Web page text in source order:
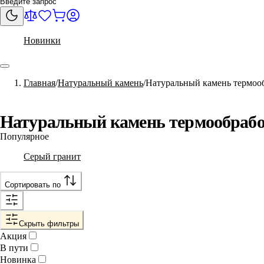
Новинки
Главная Натуральный камень Натуральный камень
Натуральный камень
Популярное
Серый гранит
Сортировать по
Скрыть фильтры
Акция
В пути
Новинка